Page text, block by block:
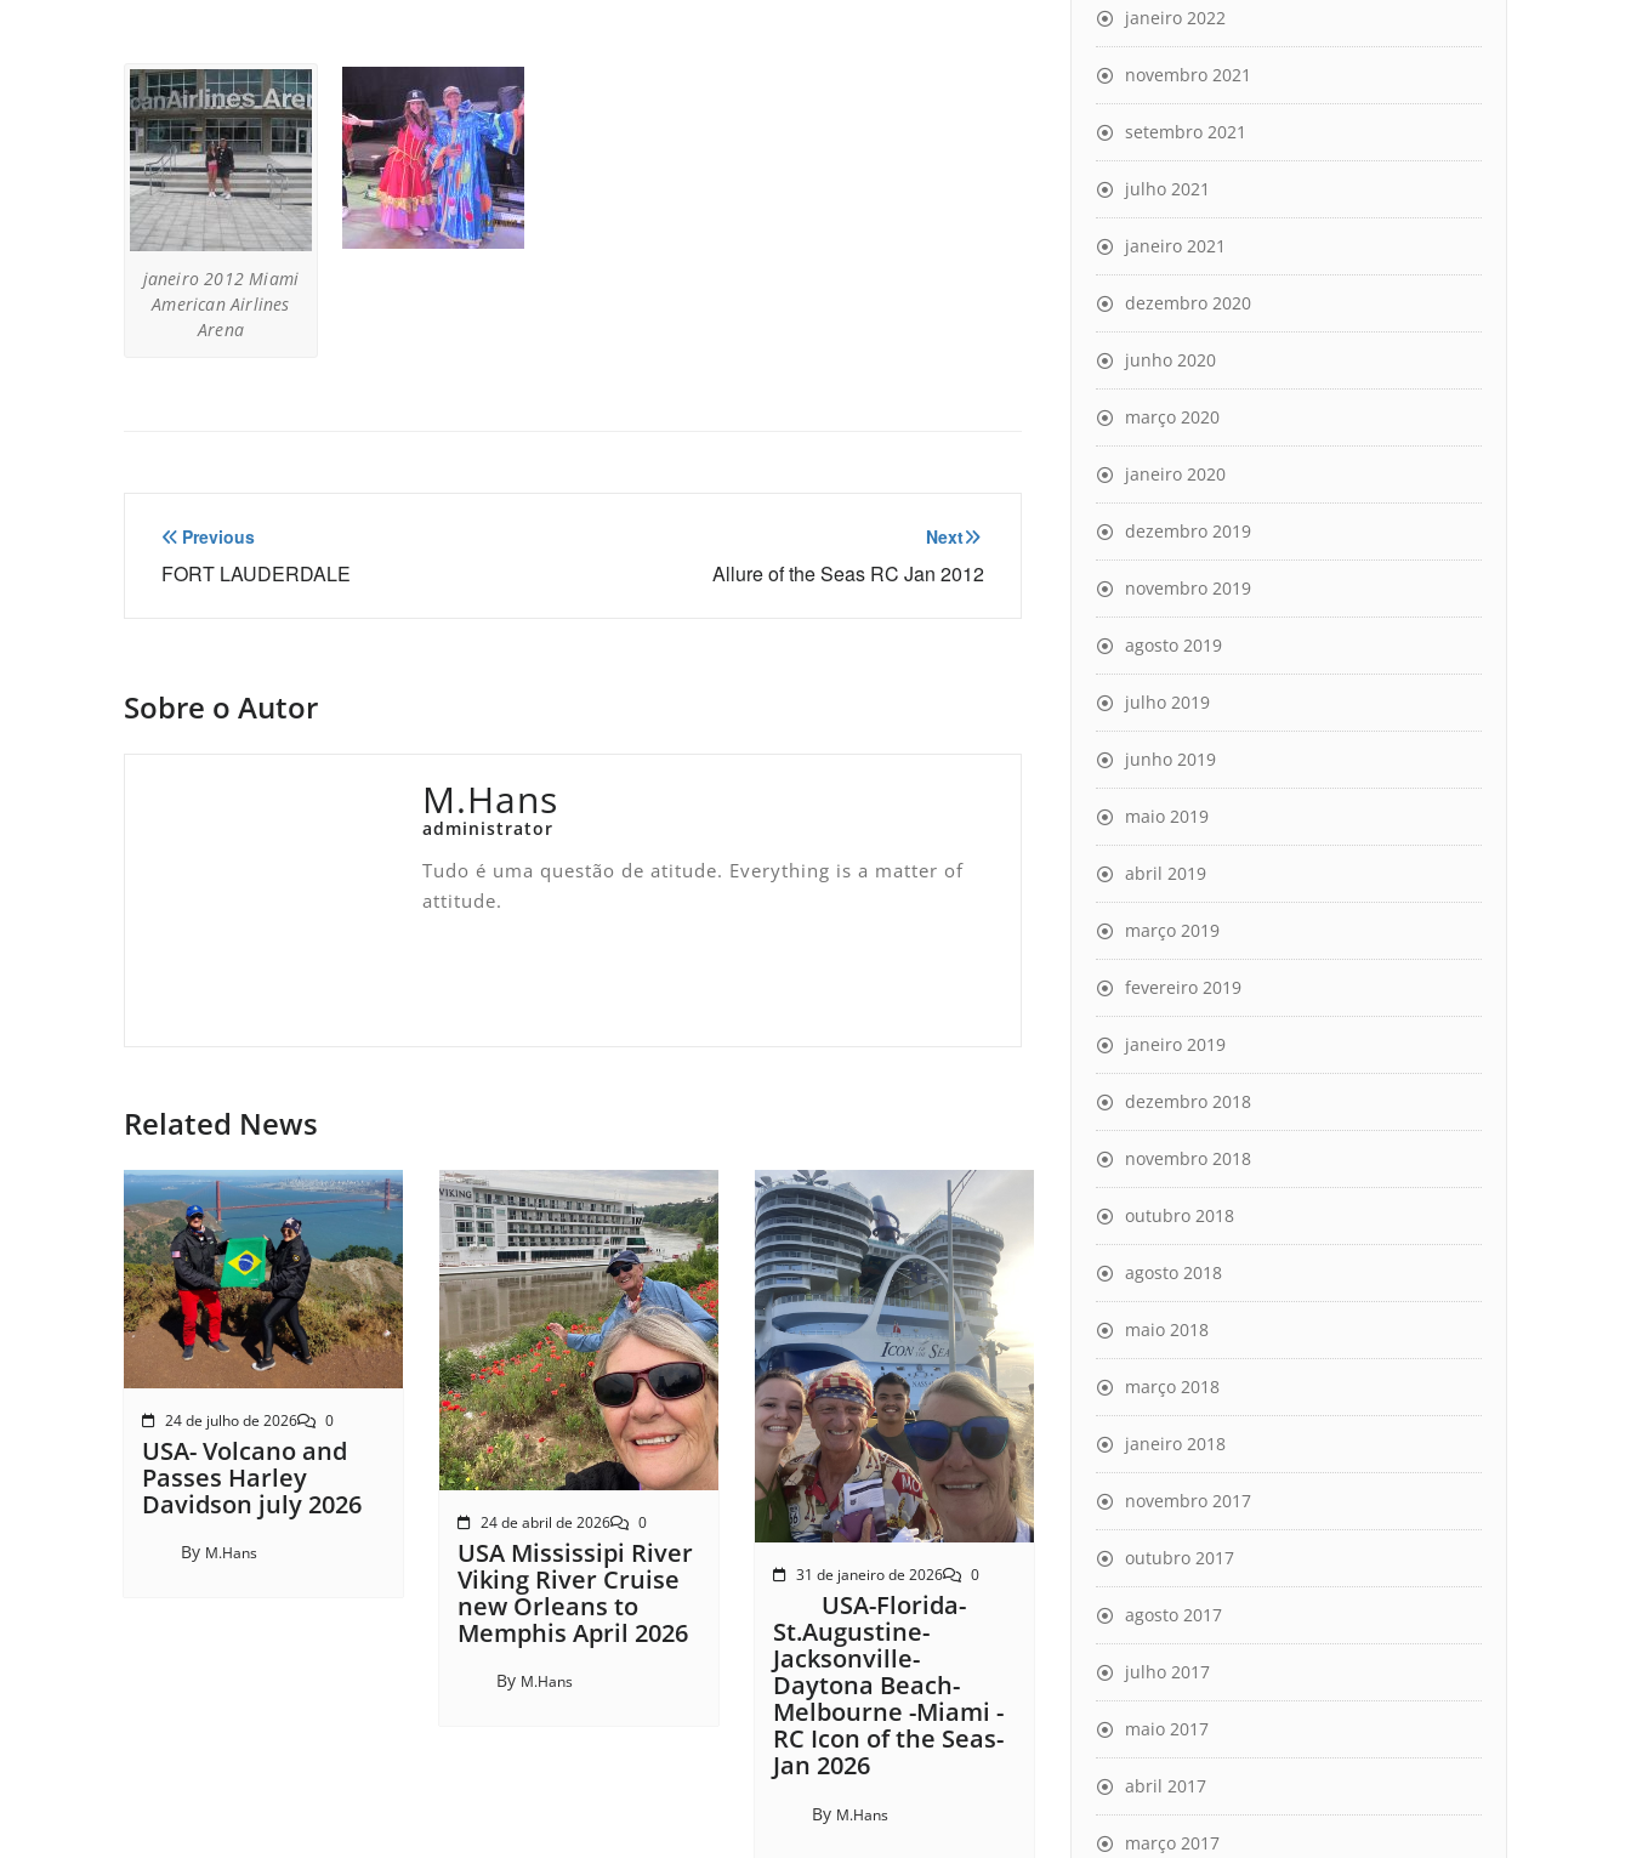
janeiro 2012 Miami
American Airlines
Arena
Navegação
de
Previous
FORT LAUDERDALE
Next
Allure of the Seas RC Jan 2012
Sobre o Autor
M.Hans
administrator
Tudo é uma questão de atitude. Everything is a matter of
attitude.
Related News
24 de julho de 2026 0
USA- Volcano and
Passes Harley
Davidson july 2026
By M.Hans
24 de abril de 2026 0
USA Mississipi River
Viking River Cruise
new Orleans to
Memphis April 2026
By M.Hans
31 de janeiro de 2026 0
USA-Florida-
St.Augustine-
Jacksonville-
Daytona Beach-
Melbourne -Miami -
RC Icon of the Seas-
Jan 2026
By M.Hans
janeiro 2022
novembro 2021
setembro 2021
julho 2021
janeiro 2021
dezembro 2020
junho 2020
março 2020
janeiro 2020
dezembro 2019
novembro 2019
agosto 2019
julho 2019
junho 2019
maio 2019
abril 2019
março 2019
fevereiro 2019
janeiro 2019
dezembro 2018
novembro 2018
outubro 2018
agosto 2018
maio 2018
março 2018
janeiro 2018
novembro 2017
outubro 2017
agosto 2017
julho 2017
maio 2017
abril 2017
março 2017